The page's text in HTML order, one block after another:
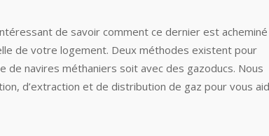
de savoir comment ce dernier est acheminé
de votre logement. Deux méthodes existent pour
de navires méthaniers soit avec des gazoducs. Nous
d’extraction et de distribution de gaz pour vous